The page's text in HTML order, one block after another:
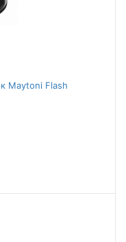
Maytoni Flash